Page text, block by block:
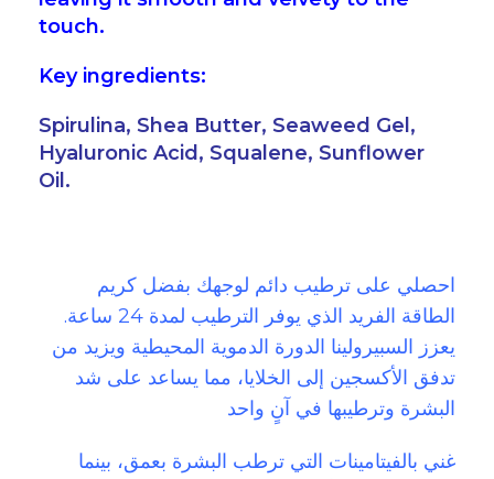
touch.
Key ingredients:
Spirulina, Shea Butter, Seaweed Gel,
Hyaluronic Acid, Squalene, Sunflower
Oil.
احصلي على ترطيب دائم لوجهك بفضل كريم
الطاقة الفريد الذي يوفر الترطيب لمدة 24 ساعة.
يعزز السبيرولينا الدورة الدموية المحيطية ويزيد من
تدفق الأكسجين إلى الخلايا، مما يساعد على شد
البشرة وترطيبها في آنٍ واحد
غني بالفيتامينات التي ترطب البشرة بعمق، بينما